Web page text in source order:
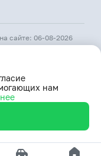
сайте: 06-08-2026
на веб-сайт
согласие
нам